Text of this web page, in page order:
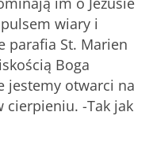
wiary i
parafia St. Marien
Boga
jestemy otwarci na
cierpieniu. -Tak jak